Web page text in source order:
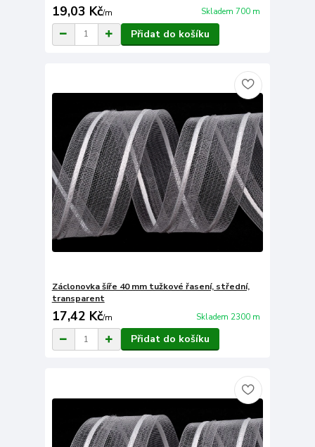
19,03 Kč/m Skladem 700 m
Přidat do košíku
Záclonovka šíře 40 mm tužkové řasení, střední,
transparent
17,42 Kč/m Skladem 2300 m
Přidat do košíku